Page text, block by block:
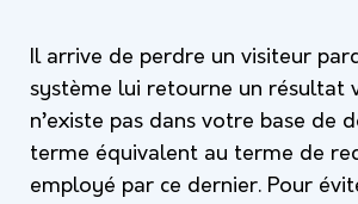
Il arrive de perdre un visiteur
système lui retourne un résultat
n’existe pas dans votre base de
terme équivalent au terme de
employé par ce dernier. Pour